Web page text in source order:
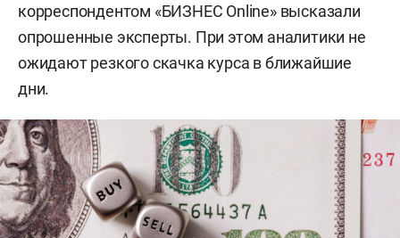
корреспондентом «БИЗНЕС Online» высказали
опрошенные эксперты. При этом аналитики не
ожидают резкого скачка курса в ближайшие
дни.